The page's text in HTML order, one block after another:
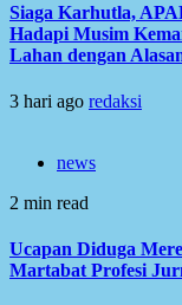
Siaga Karhutla,
Hadapi Musim
Lahan dengan
3 hari ago redaksi
news
2 min read
Ucapan Diduga
Martabat Profesi